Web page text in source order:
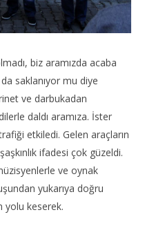
biz aramızda acaba
saklanıyor mu diye
ve darbukadan
daldı aramıza. İster
etkiledi. Gelen araçların
ifadesi çok güzeldi.
ve oynak
yukarıya doğru
yolu keserek.